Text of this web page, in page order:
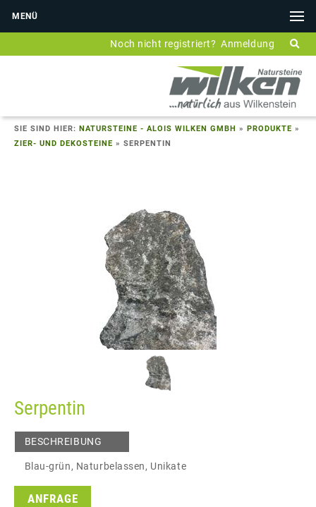
MENÜ
Anmeldung
Noch nicht registriert?
SIE SIND HIER: NATURSTEINE - ALOIS WILKEN GMBH » PRODUKTE »
ZIER- UND DEKOSTEINE » SERPENTIN
Serpentin
BESCHREIBUNG
Blau-grün, Naturbelassen, Unikate
ANFRAGE